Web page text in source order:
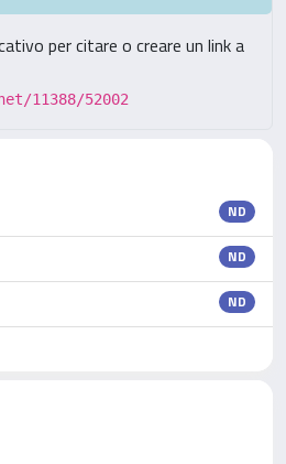
per citare o creare un link a
11388/52002
ND
ND
ND